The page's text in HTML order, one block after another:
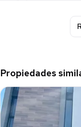
Propiedades